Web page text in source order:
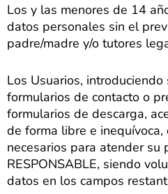
Los y las menores de 14
datos personales sin el
padre/madre y/o tutores
Los Usuarios,
formularios de contacto o
formularios de descarga,
de forma libre e
necesarios para atender su
RESPONSABLE, siendo
datos en los campos